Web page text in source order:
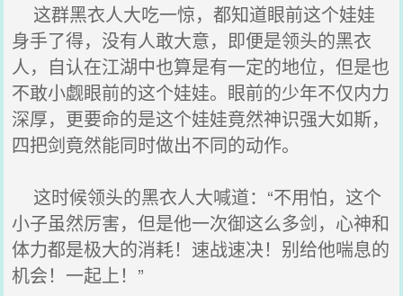
这群黑衣人大吃一惊，都知道眼前这个娃娃
身手了得，没有人敢大意，即便是领头的黑衣
人，自认在江湖中也算是有一定的地位，但是也
不敢小觑眼前的这个娃娃。眼前的少年不仅内力
深厚，更要命的是这个娃娃竟然神识强大如斯，
四把剑竟然能同时做出不同的动作。
这时候领头的黑衣人大喊道：“不用怕，这个
小子虽然厉害，但是他一次御这么多剑，心神和
体力都是极大的消耗！速战速决！别给他喘息的
机会！一起上！”